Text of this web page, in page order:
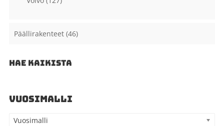
Päällirakenteet (46)
HAE KAIKISTA
VUOSIMALLI
Vuosimalli